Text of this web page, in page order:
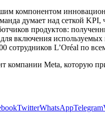
компонентом
думает над сеткой KPI,
продуктов:
для включения
сотрудников L’Oréal по
компании Meta, которую
TwitterWhatsAppTelegram